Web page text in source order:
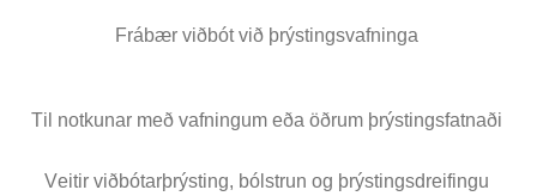
Frábær viðbót við þrýstingsvafninga
Til notkunar með vafningum eða öðrum þrýstingsfatnaði
Veitir viðbótarþrýsting, bólstrun og þrýstingsdreifingu